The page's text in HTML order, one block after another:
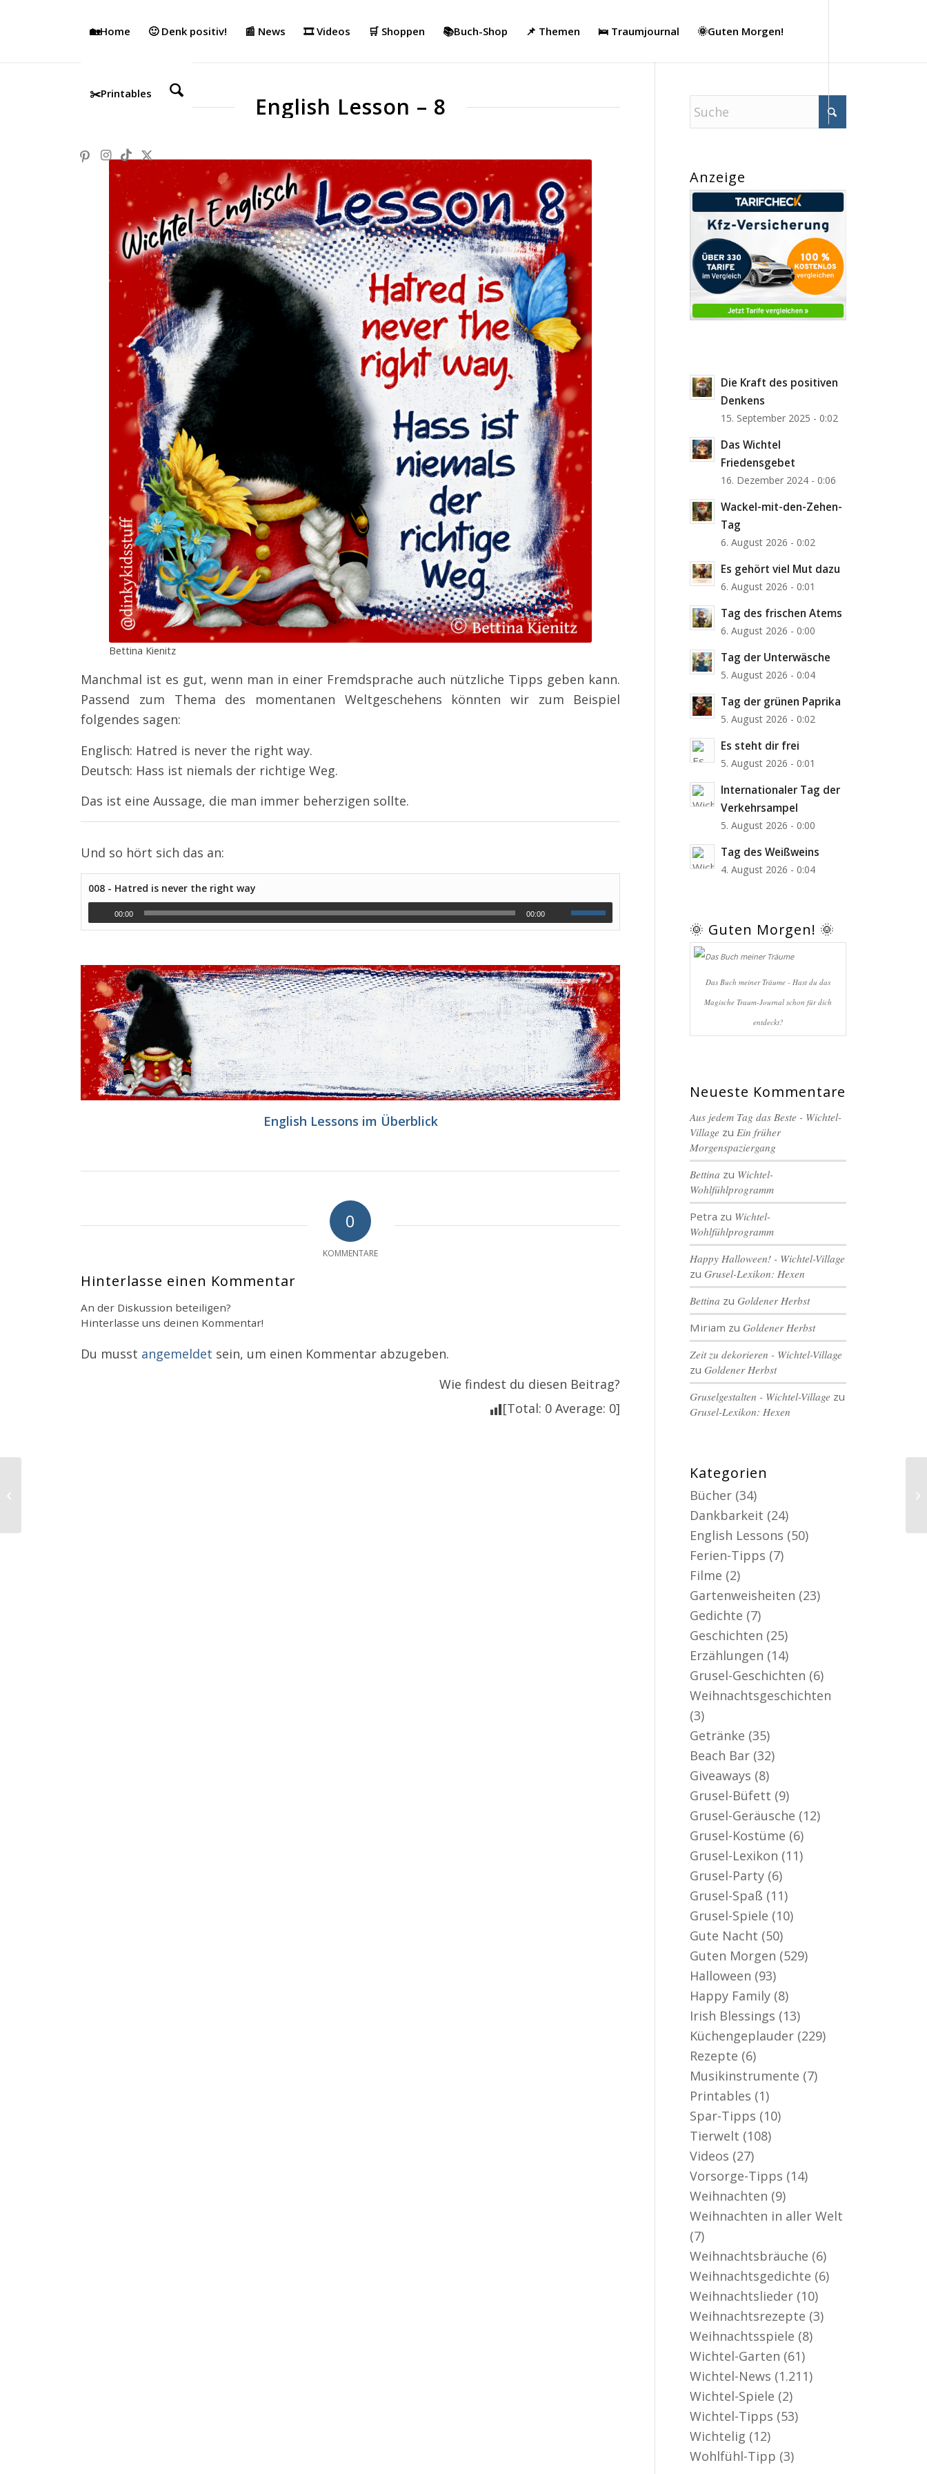
🏡Home 🙂 Denk positiv! 📰 News 🎞️ Videos 🛒 Shoppen 📚Buch-Shop 📌 Themen 🛌 Traumjournal 🌞Guten Morgen!
✂️Printables English Lesson – 8
Bettina Kienitz
Manchmal ist es gut, wenn man in einer Fremdsprache auch nützliche Tipps geben kann.
Passend zum Thema des momentanen Weltgeschehens könnten wir zum Beispiel
folgendes sagen:
Englisch: Hatred is never the right way.
Deutsch: Hass ist niemals der richtige Weg.
Das ist eine Aussage, die man immer beherzigen sollte.
Und so hört sich das an:
008 - Hatred is never the right way
00:00 00:00
English Lessons im Überblick
0
KOMMENTARE
Hinterlasse einen Kommentar
An der Diskussion beteiligen?
Hinterlasse uns deinen Kommentar!
Du musst angemeldet sein, um einen Kommentar abzugeben.
Wie findest du diesen Beitrag?
[Total: 0 Average: 0]
Anzeige
Die Kraft des positiven
Denkens
15. September 2025 - 0:02
Das Wichtel
Friedensgebet
16. Dezember 2024 - 0:06
Wackel-mit-den-Zehen-
Tag
6. August 2026 - 0:02
Es gehört viel Mut dazu
6. August 2026 - 0:01
Tag des frischen Atems
6. August 2026 - 0:00
Tag der Unterwäsche
5. August 2026 - 0:04
Tag der grünen Paprika
5. August 2026 - 0:02
Es steht dir frei
5. August 2026 - 0:01
Internationaler Tag der
Verkehrsampel
5. August 2026 - 0:00
Tag des Weißweins
4. August 2026 - 0:04
🌞 Guten Morgen! 🌞
Das Buch meiner Träume - Hast du das
Magische Traum-Journal schon für dich
entdeckt?
Neueste Kommentare
Aus jedem Tag das Beste - Wichtel-
Village zu Ein früher
Morgenspaziergang
Bettina zu Wichtel-
Wohlfühlprogramm
Petra zu Wichtel-
Wohlfühlprogramm
Happy Halloween! - Wichtel-Village
zuGrusel-Lexikon: Hexen
Bettina zuGoldener Herbst
Miriam zuGoldener Herbst
Zeit zu dekorieren - Wichtel-Village
zuGoldener Herbst
Gruselgestalten - Wichtel-Village zu
Grusel-Lexikon: Hexen
Kategorien
Bücher (34)
Dankbarkeit (24)
English Lessons (50)
Ferien-Tipps (7)
Filme (2)
Gartenweisheiten (23)
Gedichte (7)
Geschichten (25)
Erzählungen (14)
Grusel-Geschichten (6)
Weihnachtsgeschichten
(3)
Getränke (35)
Beach Bar (32)
Giveaways (8)
Grusel-Büfett (9)
Grusel-Geräusche (12)
Grusel-Kostüme (6)
Grusel-Lexikon (11)
Grusel-Party (6)
Grusel-Spaß (11)
Grusel-Spiele (10)
Gute Nacht (50)
Guten Morgen (529)
Halloween (93)
Happy Family (8)
Irish Blessings (13)
Küchengeplauder (229)
Rezepte (6)
Musikinstrumente (7)
Printables (1)
Spar-Tipps (10)
Tierwelt (108)
Videos (27)
Vorsorge-Tipps (14)
Weihnachten (9)
Weihnachten in aller Welt
(7)
Weihnachtsbräuche (6)
Weihnachtsgedichte (6)
Weihnachtslieder (10)
Weihnachtsrezepte (3)
Weihnachtsspiele (8)
Wichtel-Garten (61)
Wichtel-News (1.211)
Wichtel-Spiele (2)
Wichtel-Tipps (53)
Wichtelig (12)
Wohlfühl-Tipp (3)